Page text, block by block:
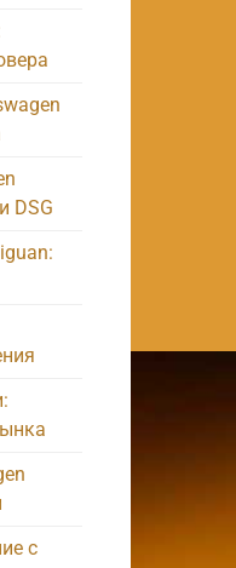
DSG
с